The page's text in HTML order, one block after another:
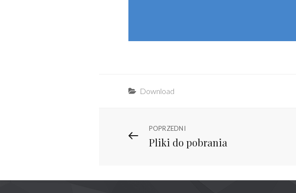
Categories
Download
Nawigacja
wpisu
Previous
Post
POPRZEDNI
Pliki do pobrania